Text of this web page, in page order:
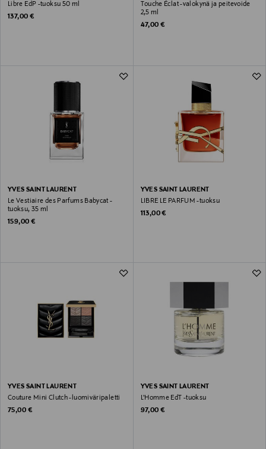
Libre EdP -tuoksu 50 ml
Original Price
137,00 €
Touche Éclat -valokynä ja peitevoide
2,5 ml
Original Price
47,00 €
YVES SAINT LAURENT
Le Vestiaire des Parfums Babycat -
tuoksu, 35 ml
Original Price
159,00 €
YVES SAINT LAURENT
LIBRE LE PARFUM -tuoksu
Original Price
113,00 €
YVES SAINT LAURENT
Couture Mini Clutch -luomiväripaletti
Original Price
75,00 €
YVES SAINT LAURENT
L'Homme EdT -tuoksu
Original Price
97,00 €